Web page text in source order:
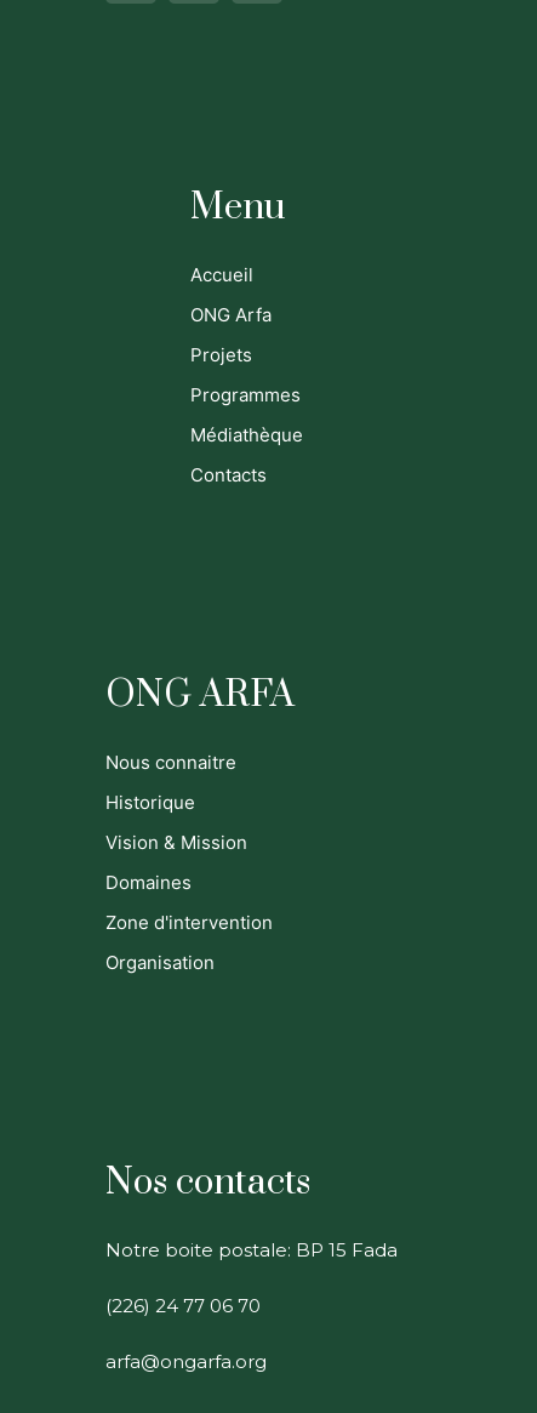
Menu
Accueil
ONG Arfa
Projets
Programmes
Médiathèque
Contacts
ONG ARFA
Nous connaitre
Historique
Vision & Mission
Domaines
Zone d'intervention
Organisation
Nos contacts
Notre boite postale: BP 15 Fada
(226) 24 77 06 70
arfa@ongarfa.org